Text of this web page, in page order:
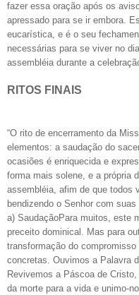
fazer essa oração após os
apressado para se ir embora.
eucarística, e é o seu
necessárias para se viver no
assembléia durante a
RITOS FINAIS
“O rito de encerramento da
elementos: a saudação do
ocasiões é enriquecida e
forma mais solene, e a própria
assembléia, afim de que todos
bendizendo o Senhor com
a) SaudaçãoPara muitos, este
preceito dominical. Mas para
transformação do
concretas. Ouvimos a Palavra
Revivemos a Páscoa de
da morte para a vida e unimo-